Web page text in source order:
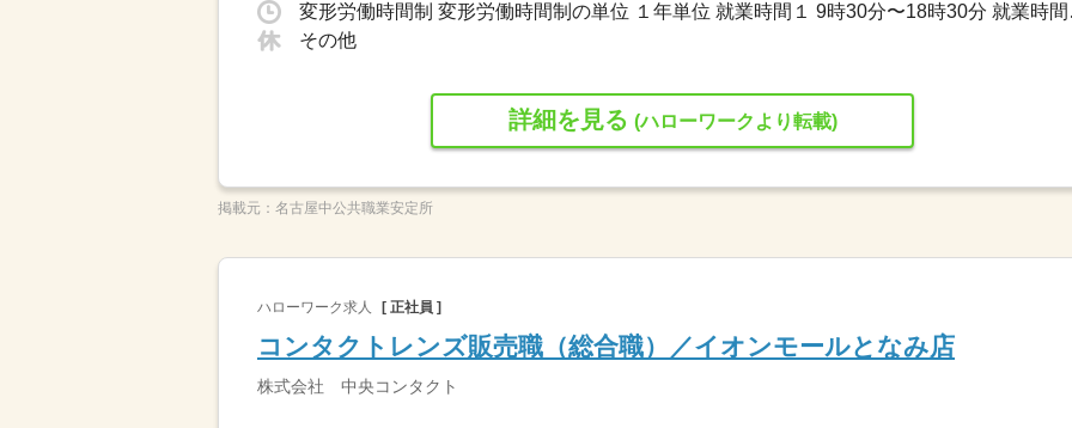
変形労働時
その他
詳細を見る (ハローワークより転載)
掲載元： 名古屋中公共職業安定所
ハローワーク求人 [ 正社員 ]
コンタクトレンズ販売職（総合職）／イオンモールとなみ店
株式会社 中央コンタクト